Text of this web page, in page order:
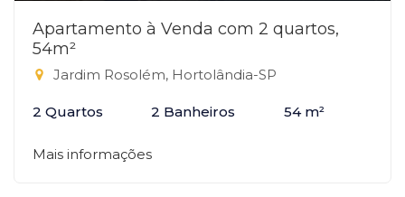
Apartamento à Venda com 2 quartos,
54m²
Jardim Rosolém, Hortolândia-SP
2 Quartos 2 Banheiros 54 m²
Mais informações